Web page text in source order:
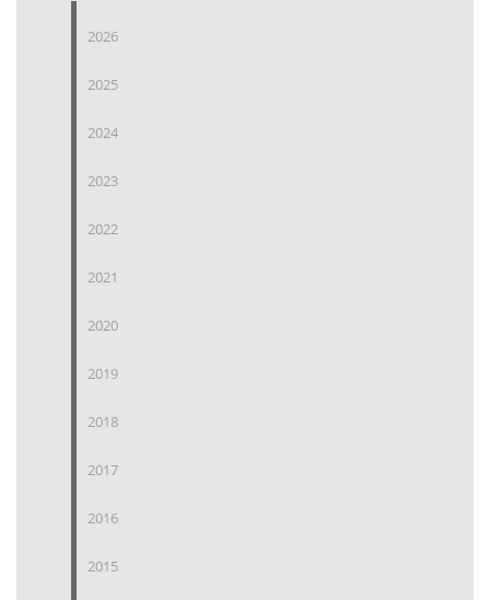
2026
2025
2024
2023
2022
2021
2020
2019
2018
2017
2016
2015